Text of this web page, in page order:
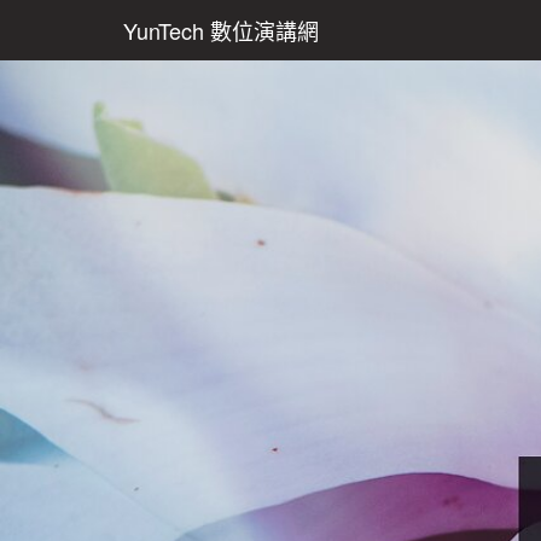
YunTech 數位演講網